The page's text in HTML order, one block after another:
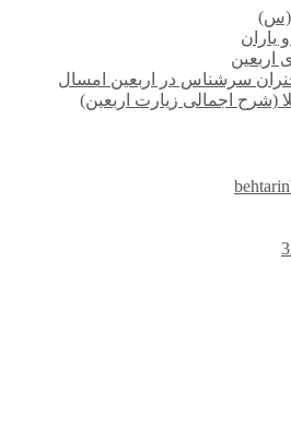
(س)
یاران
اربعین
(شرح اجمالی زیارت اربعین)